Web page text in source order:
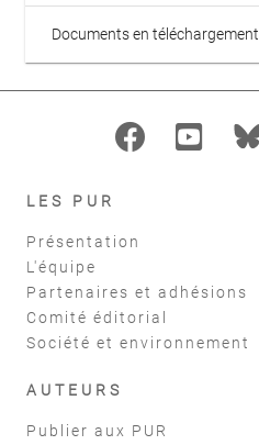
Documents en téléchargement
LES PUR
Présentation
L'équipe
Partenaires et adhésions
Comité éditorial
Société et environnement
AUTEURS
Publier aux PUR